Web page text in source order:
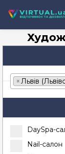
×Львів
DaySpa-
Nail-салон